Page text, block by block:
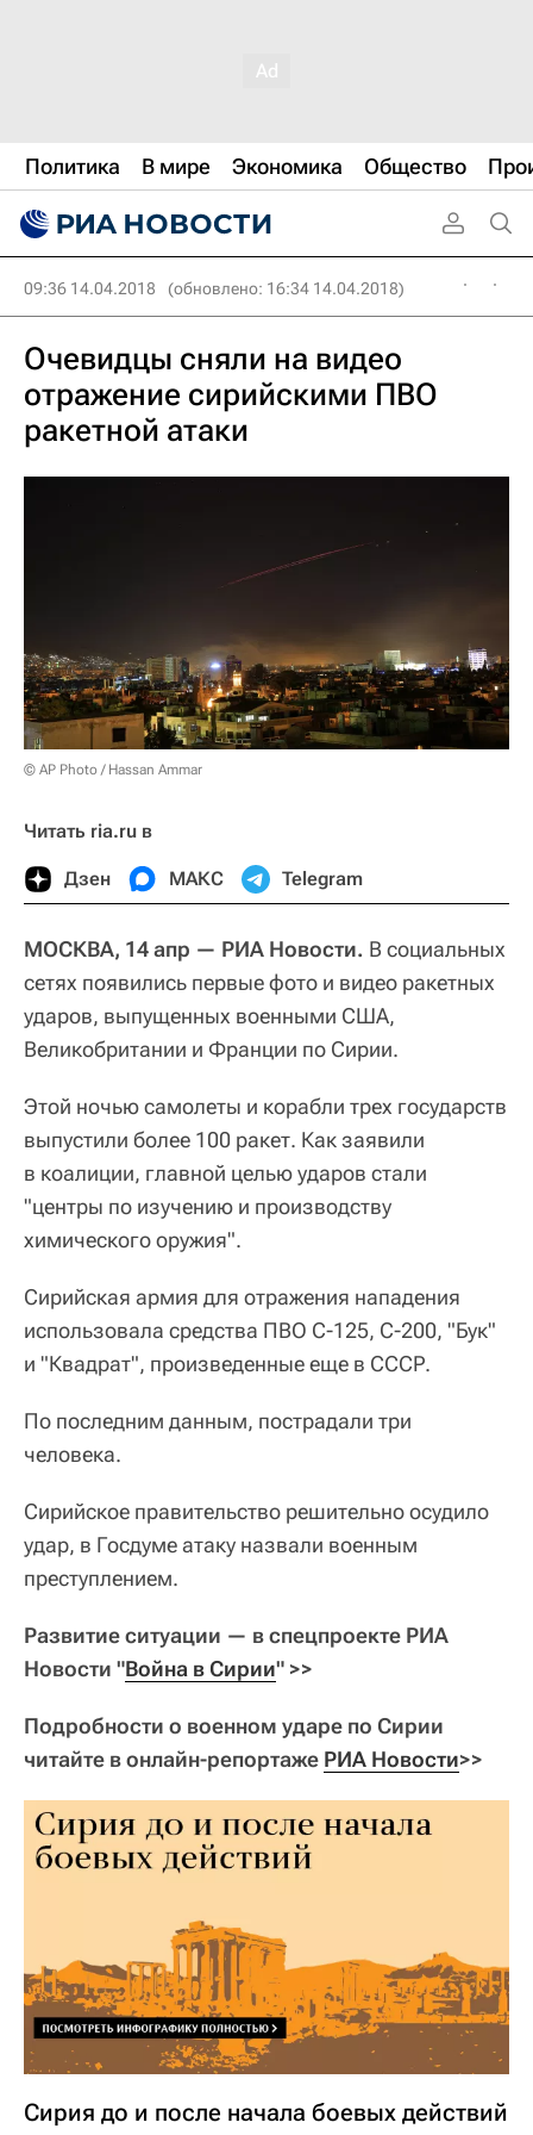
Политика В мире Экономика Общество
09:36 14.04.2018 (обновлено: 16:34 14.04.2018)
Очевидцы сняли на видео
отражение сирийскими ПВО
ракетной атаки
© AP Photo / Hassan Ammar
Читать ria.ru в
Дзен МАКС Telegram
МОСКВА, 14 апр — РИА Новости. В социальных
сетях появились первые фото и видео ракетных
ударов, выпущенных военными США,
Великобритании и Франции по Сирии.
​Этой ночью самолеты и корабли трех государств
выпустили более 100 ракет. Как заявили
в коалиции, главной целью ударов стали
"центры по изучению и производству
химического оружия".
Сирийская армия для отражения нападения
использовала средства ПВО С-125, С-200, "Бук"
и "Квадрат", произведенные еще в СССР.
По последним данным, пострадали три
человека.
Сирийское правительство решительно осудило
удар, в Госдуме атаку назвали военным
преступлением.
​Развитие ситуации — в спецпроекте РИА
Новости "Война в Сирии" >>
Подробности о военном ударе по Сирии
читайте в онлайн-репортаже РИА Новости>>
Сирия до и после начала боевых действий